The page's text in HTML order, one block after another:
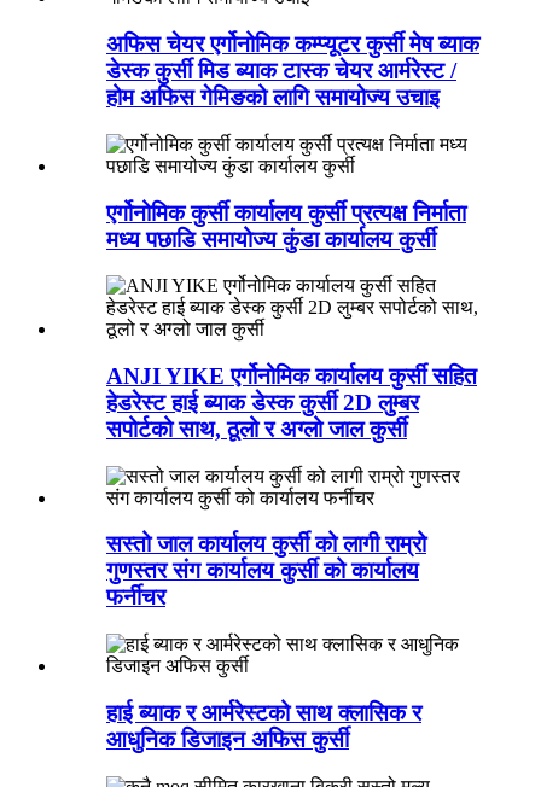
अफिस चेयर एर्गोनोमिक कम्प्यूटर कुर्सी मेष ब्याक
डेस्क कुर्सी मिड ब्याक टास्क चेयर आर्मरेस्ट /
होम अफिस गेमिङको लागि समायोज्य उचाइ
एर्गोनोमिक कुर्सी कार्यालय कुर्सी प्रत्यक्ष निर्माता
मध्य पछाडि समायोज्य कुंडा कार्यालय कुर्सी
ANJI YIKE एर्गोनोमिक कार्यालय कुर्सी सहित
हेडरेस्ट हाई ब्याक डेस्क कुर्सी 2D लुम्बर
सपोर्टको साथ, ठूलो र अग्लो जाल कुर्सी
सस्तो जाल कार्यालय कुर्सी को लागी राम्रो
गुणस्तर संग कार्यालय कुर्सी को कार्यालय
फर्नीचर
हाई ब्याक र आर्मरेस्टको साथ क्लासिक र
आधुनिक डिजाइन अफिस कुर्सी